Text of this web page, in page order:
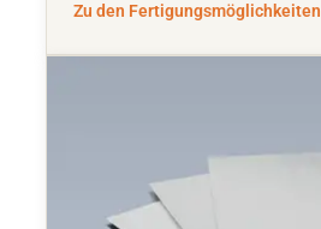
Zu den Fertigungsmöglichkeiten